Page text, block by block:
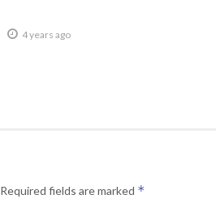
4 years ago
Required fields are marked *